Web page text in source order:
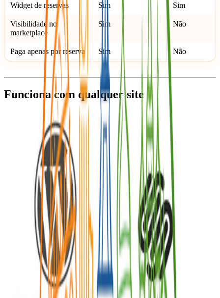
Widget de reservas Sim Sim
Visibilidade no
marketplace
Sim Não
Paga apenas por reserva Sim Não
Funciona com qualquer site